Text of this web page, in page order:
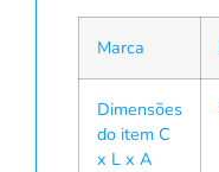
Marca
Dimensões
do item C
x L x A